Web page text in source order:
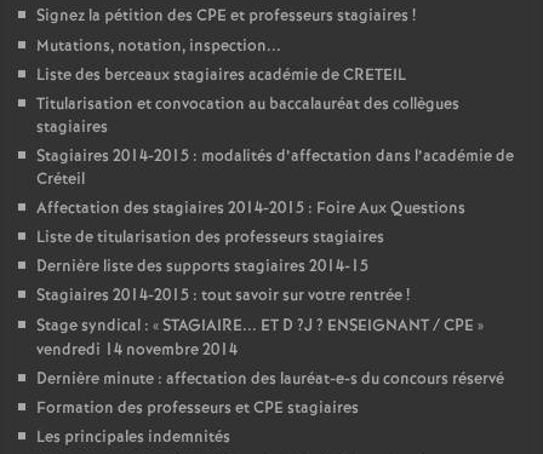
Signez la pétition des CPE et professeurs stagiaires !
Mutations, notation, inspection...
Liste des berceaux stagiaires académie deCRETEIL
Titularisation et convocation au baccalauréat des collègues
stagiaires
Stagiaires 2014-2015 : modalités d’affectation dans l’académie de
Créteil
Affectation des stagiaires 2014-2015 : Foire Aux Questions
Liste de titularisation des professeurs stagiaires
Dernière liste des supports stagiaires 2014-15
Stagiaires 2014-2015 : tout savoir sur votre rentrée!
Stage syndical : «STAGIAIRE... ET D ?J ? ENSEIGNANT/CPE »
vendredi 14 novembre 2014
Dernière minute : affectation des lauréat-e-s du concours réservé
Formation des professeurs etCPE stagiaires
Les principales indemnités